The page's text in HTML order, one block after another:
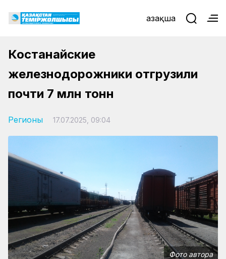
Қазақша
Костанайские
железнодорожники отгрузили
почти 7 млн тонн
Регионы 17.07.2025, 09:04
Фото автора